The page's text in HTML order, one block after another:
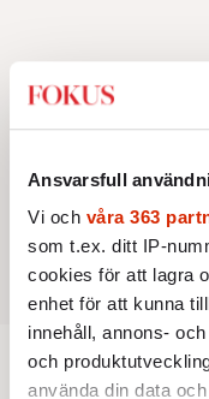
Ansvarsfull
Vi och våra 363
som t.ex. ditt IP-
cookies för att lagra
enhet för att kunna
innehåll, annons-
och
använda din data